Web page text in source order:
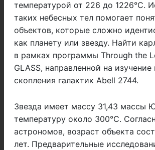
температурой от 226 до 1226°С.
таких небесных тел помогает
объектов, которые сложно
как планету или звезду. Найти
в рамках программы Through the
GLASS, направленной на
скопления галактик Abell 2744.
Звезда имеет массу 31,43 массы
температуру около 300°С.
астрономов, возраст объекта
лет. Предварительные